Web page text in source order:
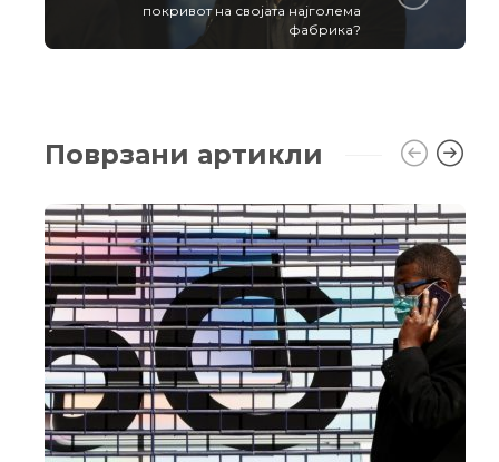
покривот на својата најголема
фабрика?
Поврзани артикли